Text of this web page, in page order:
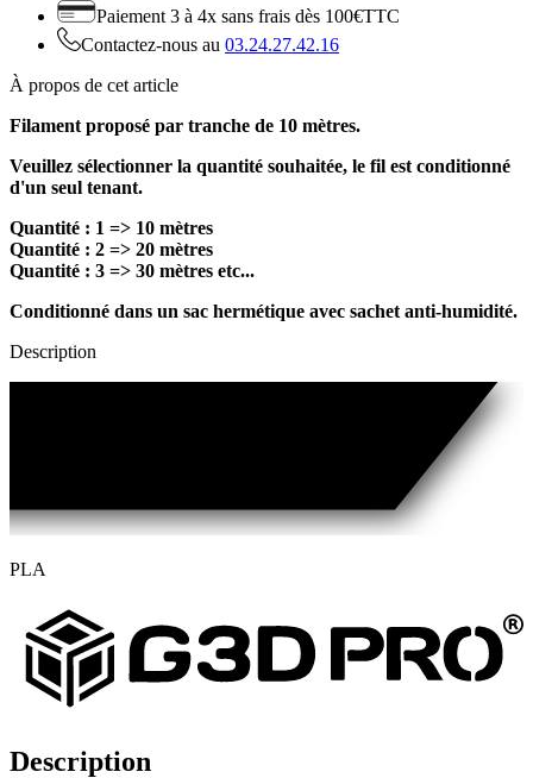
Paiement 3 à 4x sans frais dès 100€TTC
Contactez-nous au 03.24.27.42.16
À propos de cet article
Filament proposé par tranche de 10 mètres.
Veuillez sélectionner la quantité souhaitée, le fil est conditionné
d'un seul tenant.
Quantité : 1 => 10 mètres
Quantité : 2 => 20 mètres
Quantité : 3 => 30 mètres etc...
Conditionné dans un sac hermétique avec sachet anti-humidité.
Description
PLA
Description